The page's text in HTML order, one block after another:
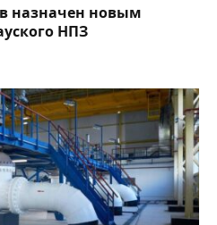
назначен новым
НПЗ